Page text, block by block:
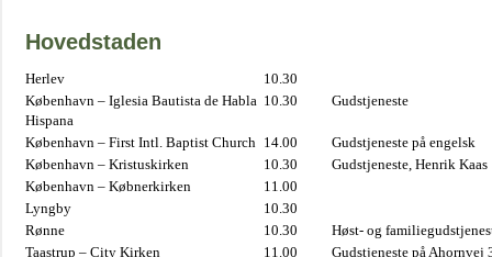
Hovedstaden
Herlev
10.30
København – Iglesia Bautista de Habla
Hispana
10.30 Gudstjeneste
København – First Intl. Baptist Church 14.00
Gudstjeneste på engelsk
København – Kristuskirken
10.30
Gudstjeneste, Henrik Kaas
København – Købnerkirken
11.00
Lyngby
10.30
Rønne
10.30
Høst- og
Taastrup – City Kirken
11.00 Gudstjeneste på Ahornvej